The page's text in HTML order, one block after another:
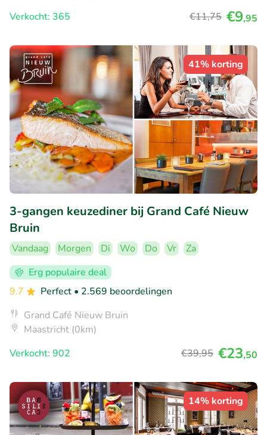
Verkocht: 365
€11,75 €9,95
41% korting
3-gangen keuzediner bij Grand Café Nieuw
Bruin
Vandaag Morgen Di Wo Do Vr
Za
Erg populaire deal
9.7
Perfect • 2.569 beoordelingen
Grand Café Nieuw Bruin
Maastricht (0km)
Verkocht: 902
€39,95 €23,50
14% korting